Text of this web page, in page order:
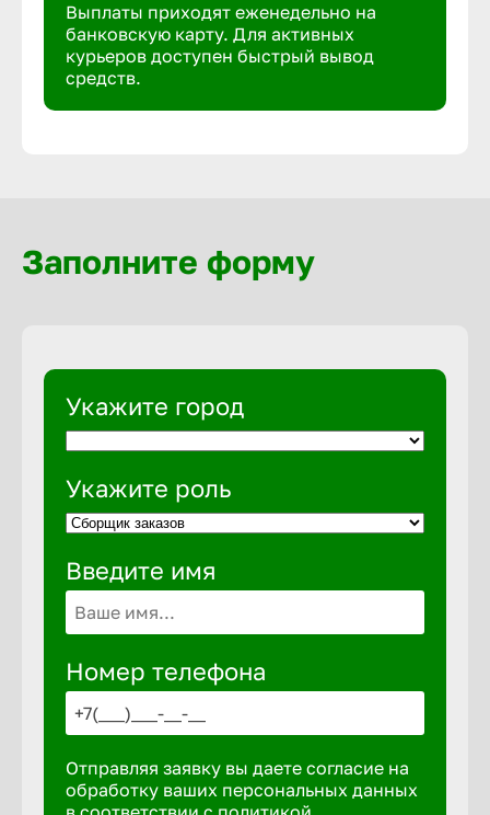
Выплаты приходят еженедельно на
банковскую карту. Для активных
курьеров доступен быстрый вывод
средств.
Заполните форму
Укажите город
Укажите роль
Введите имя
Номер телефона
Отправляя заявку вы даете согласие на
обработку ваших персональных данных